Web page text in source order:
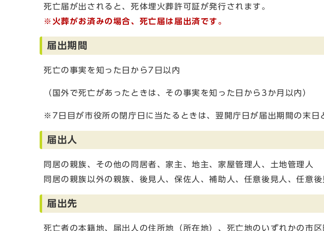
死亡届が出されると、死体埋火葬許可証が発行されます。
※火葬がお済みの場合、死亡届は届出済です。
届出期間
死亡の事実を知った日から7日以内
（国外で死亡があったときは、その事実を知った日から3か月以内）
※7日目が市役所の閉庁日に当たるときは、翌開庁日が届出期間の末日
届出人
同居の親族、その他の同居者、家主、地主、家屋管理人、土地管理人
同居の親族以外の親族、後見人、保佐人、補助人、任意後見人、任意後
届出先
死亡者の本籍地、届出人の住所地（所在地）、死亡地のいずれかの市区